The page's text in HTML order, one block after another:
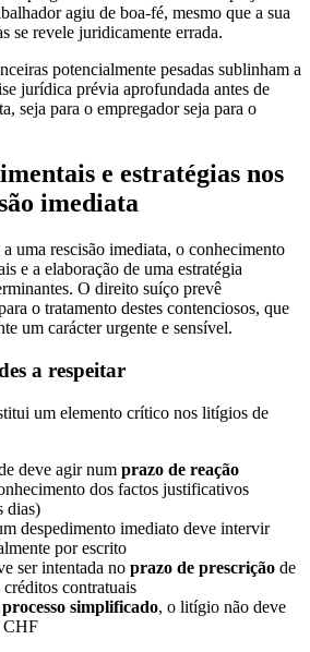
agiu de boa-fé, mesmo que a sua
se revele juridicamente errada.
potencialmente pesadas sublinham a
jurídica prévia aprofundada antes de
seja para o empregador seja para o
e estratégias nos
imediata
uma rescisão imediata, o conhecimento
e a elaboração de uma estratégia
O direito suíço prevê
o tratamento destes contenciosos, que
um carácter urgente e sensível.
a respeitar
um elemento crítico nos litígios de
deve agir num prazo de reação
dos factos justificativos
dias)
despedimento imediato deve intervir
por escrito
ser intentada no prazo de prescrição de
contratuais
processo simplificado, o litígio não deve
CHF